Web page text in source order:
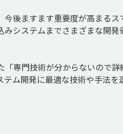
今後ますます重要度が高まるス
システムまでさまざまな開発
専門技術が分からないので詳
ム開発に最適な技術や手法を